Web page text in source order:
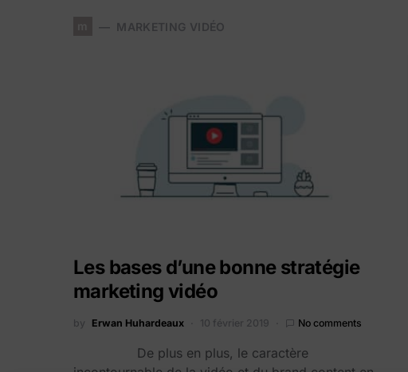
MARKETING VIDÉO
Les bases d’une bonne stratégie
marketing vidéo
by Erwan Huhardeaux 10 février 2019 No comments
De plus en plus, le caractère